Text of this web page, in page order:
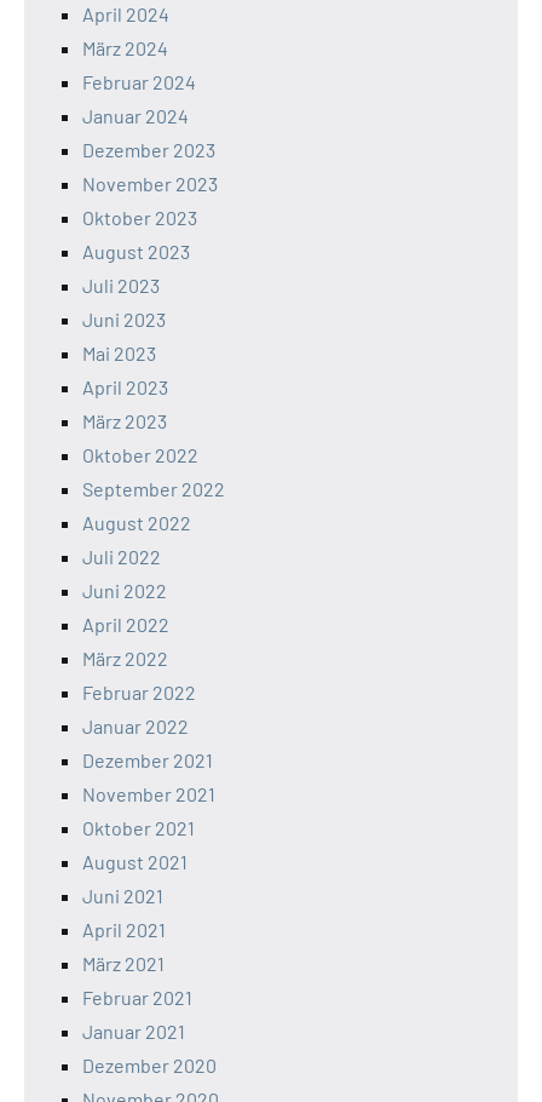
April 2024
März 2024
Februar 2024
Januar 2024
Dezember 2023
November 2023
Oktober 2023
August 2023
Juli 2023
Juni 2023
Mai 2023
April 2023
März 2023
Oktober 2022
September 2022
August 2022
Juli 2022
Juni 2022
April 2022
März 2022
Februar 2022
Januar 2022
Dezember 2021
November 2021
Oktober 2021
August 2021
Juni 2021
April 2021
März 2021
Februar 2021
Januar 2021
Dezember 2020